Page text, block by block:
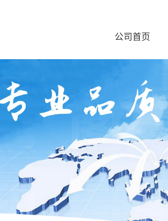
公司首页